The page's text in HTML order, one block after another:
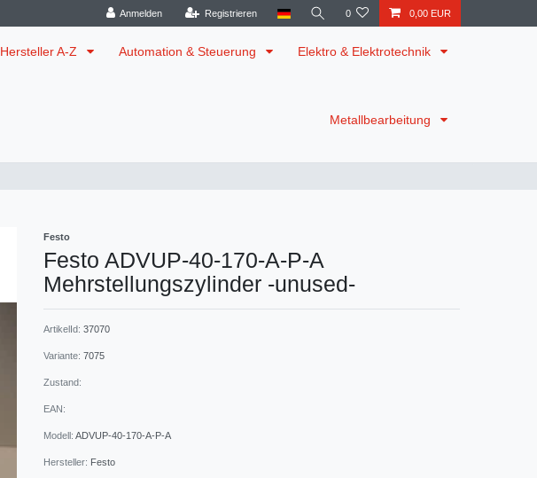
Anmelden Registrieren 0 0,00 EUR
Hersteller A-Z Automation & Steuerung Elektro & Elektrotechnik
Metallbearbeitung
Festo
Festo ADVUP-40-170-A-P-A
Mehrstellungszylinder -unused-
ArtikelId: 37070
Variante: 7075
Zustand:
EAN:
Modell: ADVUP-40-170-A-P-A
Hersteller: Festo